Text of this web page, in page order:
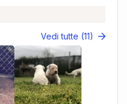
Vedi tutte (11)